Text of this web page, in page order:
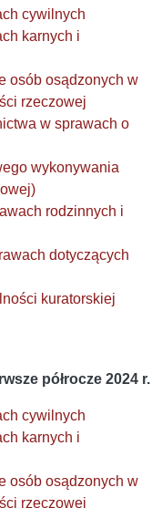
cywilnych
karnych i
osób osądzonych w
rzeczowej
w sprawach o
wykonywania
rodzinnych i
dotyczących
kuratorskiej
półrocze 2024 r.
cywilnych
karnych i
osób osądzonych w
rzeczowej